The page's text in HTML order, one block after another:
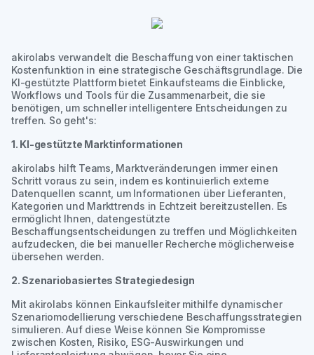
akirolabs verwandelt die Beschaffung von einer taktischen
Kostenfunktion in eine strategische Geschäftsgrundlage. Die
KI-gestützte Plattform bietet Einkaufsteams die Einblicke,
Workflows und Tools für die Zusammenarbeit, die sie
benötigen, um schneller intelligentere Entscheidungen zu
treffen. So geht's:
1. KI-gestützte Marktinformationen
akirolabs hilft Teams, Marktveränderungen immer einen
Schritt voraus zu sein, indem es kontinuierlich externe
Datenquellen scannt, um Informationen über Lieferanten,
Kategorien und Markttrends in Echtzeit bereitzustellen. Es
ermöglicht Ihnen, datengestützte
Beschaffungsentscheidungen zu treffen und Möglichkeiten
aufzudecken, die bei manueller Recherche möglicherweise
übersehen werden.
2. Szenariobasiertes Strategiedesign
Mit akirolabs können Einkaufsleiter mithilfe dynamischer
Szenariomodellierung verschiedene Beschaffungsstrategien
simulieren. Auf diese Weise können Sie Kompromisse
zwischen Kosten, Risiko, ESG-Auswirkungen und